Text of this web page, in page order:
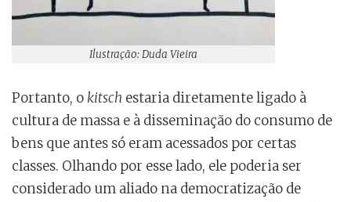
Ilustração: Duda Vieira
Portanto, o kitsch estaria diretamente ligado à
cultura de massa e à disseminação do consumo de
bens que antes só eram acessados por certas
classes. Olhando por esse lado, ele poderia ser
considerado um aliado na democratização de